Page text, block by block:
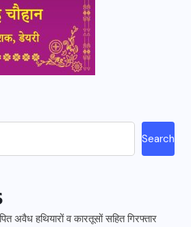
Search
अवैध हथियारों व कारतूसों सहित गिरफ्तार